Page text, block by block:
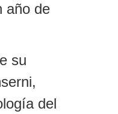
año de
su
del